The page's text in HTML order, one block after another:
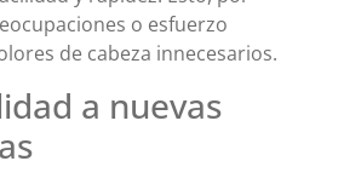
o esfuerzo
de cabeza innecesarios.
a nuevas